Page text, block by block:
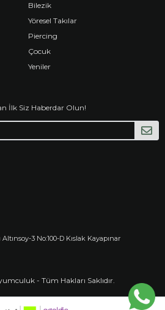
Bilezik
Yöresel Takılar
Piercing
Çocuk
Yeniler
İlk Siz Haberdar Olun!
3 No:100-D Kıslak Kayapınar
- Tüm Hakları Saklıdır.